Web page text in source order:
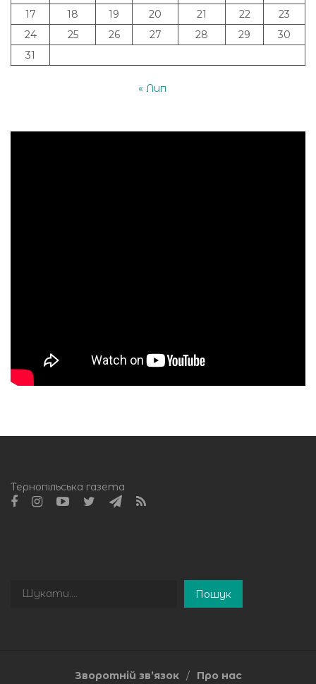
17
18 19 20 21 22
23
24
25 26 27 28 29
30
31
« Лип
Тернопільська газета
Пошук
Пошук
Зворотній зв’язок Про нас